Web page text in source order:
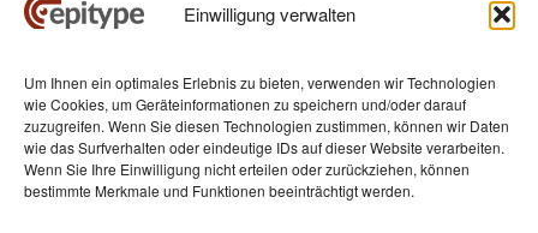
Einwilligung verwalten
Um Ihnen ein optimales Erlebnis zu bieten, verwenden wir Technologien
wie Cookies, um Geräteinformationen zu speichern und/oder darauf
zuzugreifen. Wenn Sie diesen Technologien zustimmen, können wir Daten
wie das Surfverhalten oder eindeutige IDs auf dieser Website verarbeiten.
Wenn Sie Ihre Einwilligung nicht erteilen oder zurückziehen, können
bestimmte Merkmale und Funktionen beeinträchtigt werden.
Kontakt
Epitype GmbH
Löbstedter Str. 41
07749 Jena
Germany